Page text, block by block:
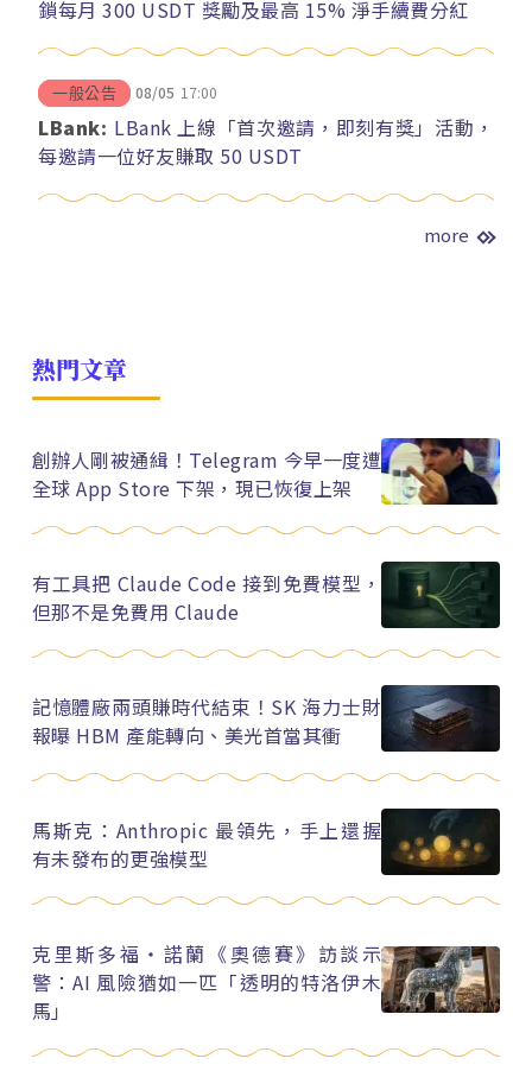
鎖每月 300 USDT 獎勵及最高 15% 淨手續費分紅
一般公告 08/05 17:00
LBank: LBank 上線「首次邀請，即刻有獎」活動，
每邀請一位好友賺取 50 USDT
more
熱門文章
創辦人剛被通緝！Telegram 今早一度遭
全球 App Store 下架，現已恢復上架
有工具把 Claude Code 接到免費模型，
但那不是免費用 Claude
記憶體廠兩頭賺時代結束！SK 海力士財
報曝 HBM 產能轉向、美光首當其衝
馬斯克：Anthropic 最領先，手上還握
有未發布的更強模型
克里斯多福・諾蘭《奧德賽》訪談示
警：AI 風險猶如一匹「透明的特洛伊木
馬」